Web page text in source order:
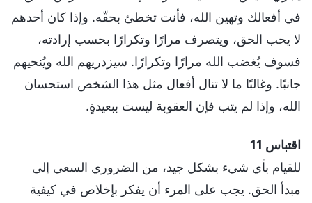
في أفعالك وتهين الله، فأنت تخطئ بحقّه. وإذا كان أحدهم
لا يحب الحق، ويتصرف مرارًا وتكرارًا بحسب إرادته،
فسوف يُغضب الله مرارًا وتكرارًا. سيزدريهم الله ويُنحيهم
جانبًا. وغالبًا ما لا تنال أفعال مثل هذا الشخص استحسان
الله، وإذا لم يتب فإن العقوبة ليست ببعيدةٍ.
اقتباس 11
للقيام بأي شيء بشكل جيد، من الضروري السعي إلى
مبدأ الحق. يجب على المرء أن يفكر بإخلاص في كيفية